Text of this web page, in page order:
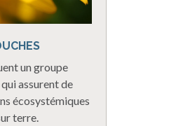
un groupe
assurent de
écosystémiques
terre.